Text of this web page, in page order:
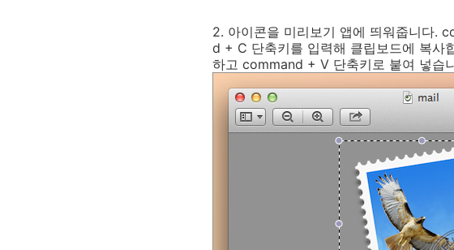
2. 아이콘을 미리보기 앱에 띄워줍니다.
d + C 단축키를 입력해 클립보드에 복사
하고 command + V 단축키로 붙여 넣습